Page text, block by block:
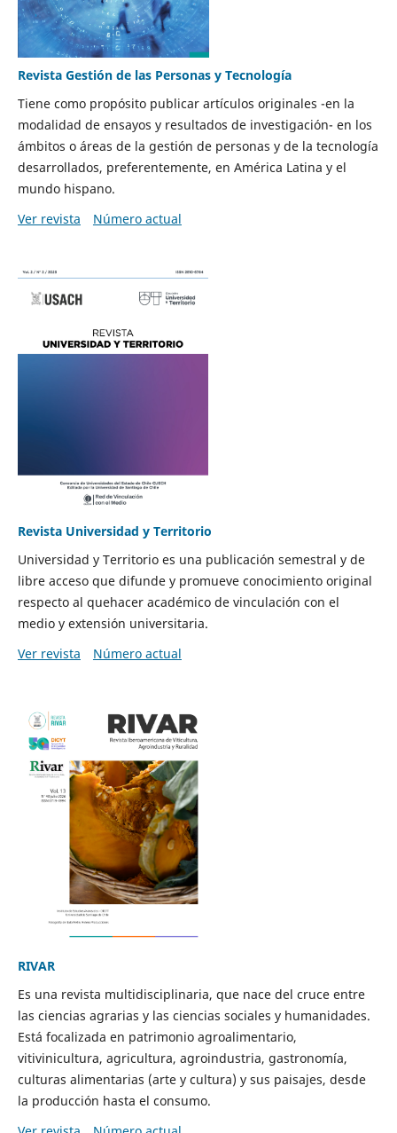
Revista Gestión de las Personas y Tecnología
Tiene como propósito publicar artículos originales -en la
modalidad de ensayos y resultados de investigación- en los
ámbitos o áreas de la gestión de personas y de la tecnología
desarrollados, preferentemente, en América Latina y el
mundo hispano.
Ver revista
Número actual
Revista Universidad y Territorio
Universidad y Territorio es una publicación semestral y de
libre acceso que difunde y promueve conocimiento original
respecto al quehacer académico de vinculación con el
medio y extensión universitaria.
Ver revista
Número actual
RIVAR
Es una revista multidisciplinaria, que nace del cruce entre
las ciencias agrarias y las ciencias sociales y humanidades.
Está focalizada en patrimonio agroalimentario,
vitivinicultura, agricultura, agroindustria, gastronomía,
culturas alimentarias (arte y cultura) y sus paisajes, desde
la producción hasta el consumo.